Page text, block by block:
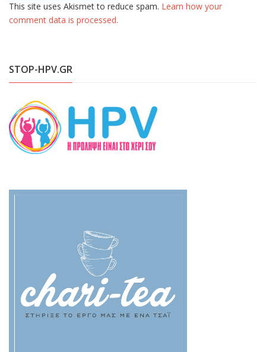
This site uses Akismet to reduce spam. Learn how your
comment data is processed.
STOP-HPV.GR